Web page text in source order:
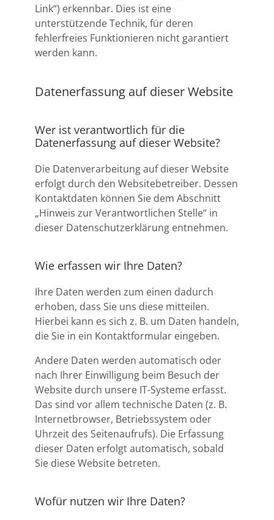
Link“) erkennbar. Dies ist eine
unterstützende Technik, für deren
fehlerfreies Funktionieren nicht garantiert
werden kann.
Datenerfassung auf dieser Website
Wer ist verantwortlich für die
Datenerfassung auf dieser Website?
Die Datenverarbeitung auf dieser Website
erfolgt durch den Websitebetreiber. Dessen
Kontaktdaten können Sie dem Abschnitt
„Hinweis zur Verantwortlichen Stelle“ in
dieser Datenschutzerklärung entnehmen.
Wie erfassen wir Ihre Daten?
Ihre Daten werden zum einen dadurch
erhoben, dass Sie uns diese mitteilen.
Hierbei kann es sich z. B. um Daten handeln,
die Sie in ein Kontaktformular eingeben.
Andere Daten werden automatisch oder
nach Ihrer Einwilligung beim Besuch der
Website durch unsere IT-Systeme erfasst.
Das sind vor allem technische Daten (z. B.
Internetbrowser, Betriebssystem oder
Uhrzeit des Seitenaufrufs). Die Erfassung
dieser Daten erfolgt automatisch, sobald
Sie diese Website betreten.
Wofür nutzen wir Ihre Daten?